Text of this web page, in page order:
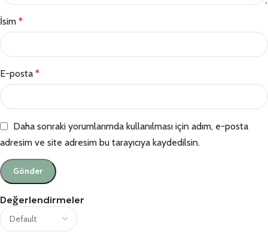
Değerlendirmeler
İsim *
E-posta *
Daha sonraki yorumlarımda kullanılması için adım, e-posta
adresim ve site adresim bu tarayıcıya kaydedilsin.